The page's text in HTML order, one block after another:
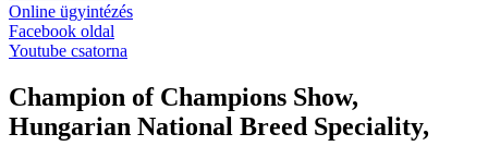
Online ügyintézés
Facebook oldal
Youtube csatorna
Champion of Champions Show,
Hungarian National Breed Speciality,